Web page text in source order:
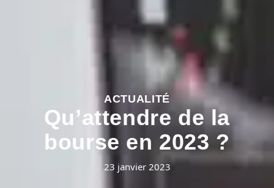
ACTUALITÉ
Qu’attendre de la
bourse en 2023 ?
23 janvier 2023